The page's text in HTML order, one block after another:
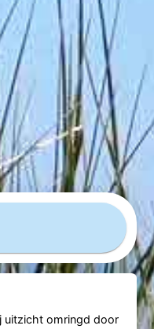
uitzicht omringd door